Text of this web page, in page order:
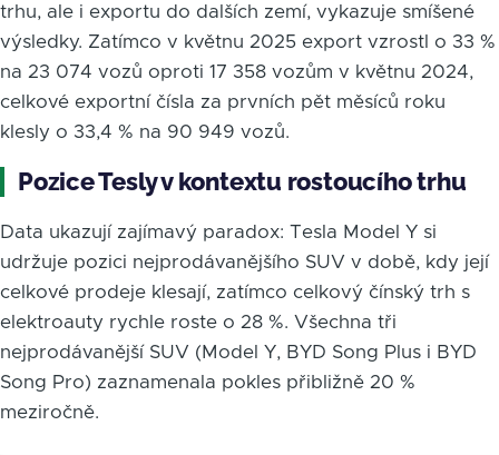
trhu, ale i exportu do dalších zemí, vykazuje smíšené
výsledky. Zatímco v květnu 2025 export vzrostl o 33 %
na 23 074 vozů oproti 17 358 vozům v květnu 2024,
celkové exportní čísla za prvních pět měsíců roku
klesly o 33,4 % na 90 949 vozů.
Pozice Tesly v kontextu rostoucího trhu
Data ukazují zajímavý paradox: Tesla Model Y si
udržuje pozici nejprodávanějšího SUV v době, kdy její
celkové prodeje klesají, zatímco celkový čínský trh s
elektroauty rychle roste o 28 %. Všechna tři
nejprodávanější SUV (Model Y, BYD Song Plus i BYD
Song Pro) zaznamenala pokles přibližně 20 %
meziročně.